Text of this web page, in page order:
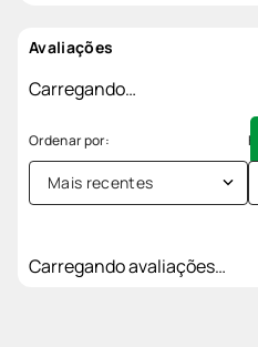
Avaliações
Carregando…
Mais recentes
Carregando avaliações…